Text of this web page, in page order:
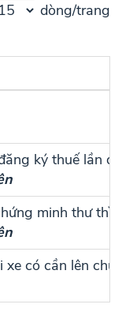
dòng/trang
ký thuế lần
minh thư thì
có cần lên